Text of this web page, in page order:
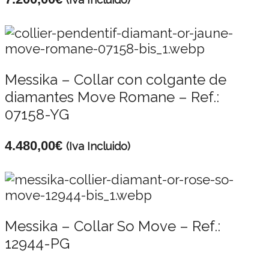
Messika – Collar con colgante de
diamantes Move Romane – Ref.:
07158-YG
4.480,00€ (Iva Incluido)
Messika – Collar So Move – Ref.:
12944-PG